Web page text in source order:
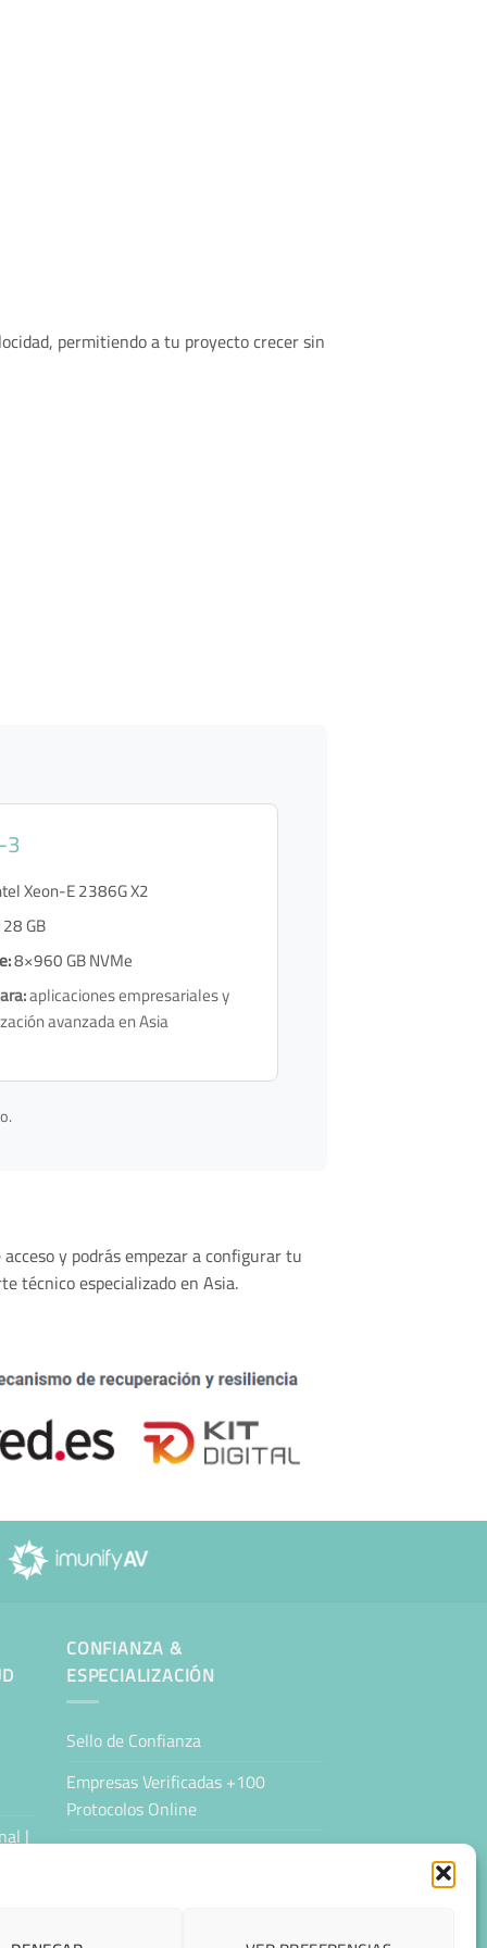
permitiendo a tu proyecto crecer sin
3
Xeon-E 2386G X2
GB
8×960 GB NVMe
aplicaciones empresariales y
avanzada en Asia
y podrás empezar a configurar tu
técnico especializado en Asia.
|
CONFIANZA &
ESPECIALIZACIÓN
Sello de Confianza
Empresas Verificadas +100
Protocolos Online
Migración desde otro proveedor